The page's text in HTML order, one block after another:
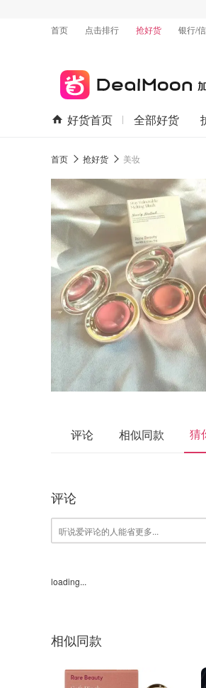
首页
点击排行 抢好货 银行/
好货首页 全部好货
首页 抢好货 美妆
评论 相似同款 猜
评论
loading...
相似同款